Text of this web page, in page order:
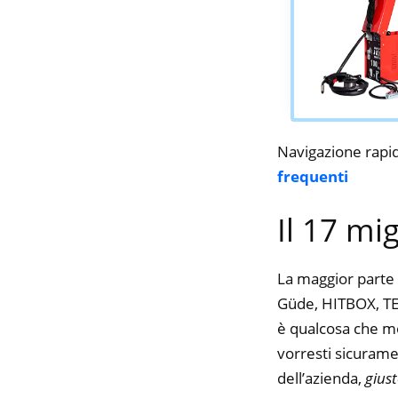
Navigazione
frequenti
Il 17
La maggior
Güde, HITBOX,
è qualcosa che
vorresti
dell’azienda,